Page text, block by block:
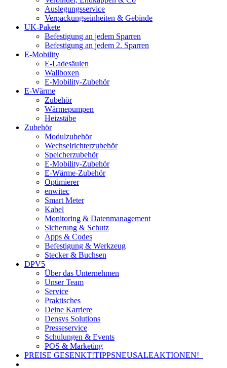
Auslegungsservice
Verpackungseinheiten & Gebinde
UK-Pakete
Befestigung an jedem Sparren
Befestigung an jedem 2. Sparren
E-Mobility
E-Ladesäulen
Wallboxen
E-Mobility-Zubehör
E-Wärme
Zubehör
Wärmepumpen
Heizstäbe
Zubehör
Modulzubehör
Wechselrichterzubehör
Speicherzubehör
E-Mobility-Zubehör
E-Wärme-Zubehör
Optimierer
enwitec
Smart Meter
Kabel
Monitoring & Datenmanagement
Sicherung & Schutz
Apps & Codes
Befestigung & Werkzeug
Stecker & Buchsen
DPV5
Über das Unternehmen
Unser Team
Service
Praktisches
Deine Karriere
Densys Solutions
Presseservice
Schulungen & Events
POS & Marketing
PREISE GESENKT!TIPPSNEUSALEAKTIONEN!